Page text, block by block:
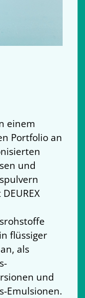
einem
Portfolio an
und
flüssiger
als
und
Emulsionen.